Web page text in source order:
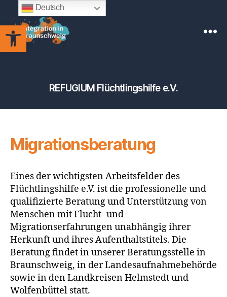
Werkzeugleiste öffnen
Integration
REFUGIUM Flüchtlingshilfe e.V.
Migrationsberatung
Eines der wichtigsten Arbeitsfelder des
Flüchtlingshilfe e.V. ist die professionelle und
qualifizierte Beratung und Unterstützung von
Menschen mit Flucht- und
Migrationserfahrungen unabhängig ihrer
Herkunft und ihres Aufenthaltstitels. Die
Beratung findet in unserer Beratungsstelle in
Braunschweig, in der Landesaufnahmebehörde
sowie in den Landkreisen Helmstedt und
Wolfenbüttel statt.
Deutsch